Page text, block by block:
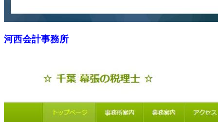
河西会計事務所